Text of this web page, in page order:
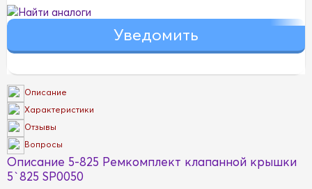
Найти аналоги
Описание
Характеристики
Отзывы
Вопросы
Описание 5-825 Ремкомплект клапанной крышки
5`825 SP0050